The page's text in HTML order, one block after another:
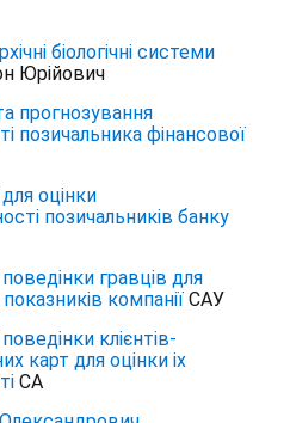
біологічні системи
Юрійович
прогнозування
позичальника фінансової
оцінки
позичальників банку
гравців для
компанії САУ
клієнтів-
карт для оцінки іх
СА